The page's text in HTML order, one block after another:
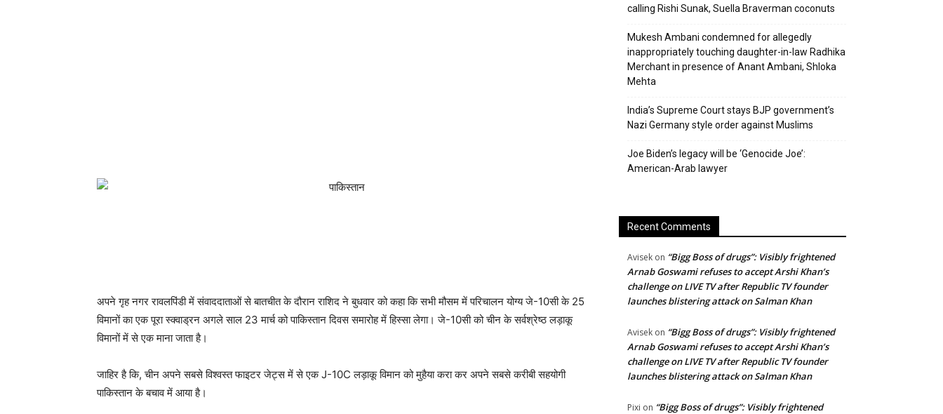
अपने गृह नगर रावलपिंडी में संवाददाताओं से बातचीत के दौरान राशिद ने बुधवार को कहा कि सभी मौसम में परिचालन योग्य जे-10सी के 25
विमानों का एक पूरा स्क्वाड्रन अगले साल 23 मार्च को पाकिस्तान दिवस समारोह में हिस्सा लेगा। जे-10सी को चीन के सर्वश्रेष्ठ लड़ाकू
विमानों में से एक माना जाता है।
जाहिर है कि, चीन अपने सबसे विश्वस्त फाइटर जेट्स में से एक J-10C लड़ाकू विमान को मुहैया करा कर अपने सबसे करीबी सहयोगी
पाकिस्तान के बचाव में आया है।
calling Rishi Sunak, Suella Braverman coconuts
Mukesh Ambani condemned for allegedly
inappropriately touching daughter-in-law Radhika
Merchant in presence of Anant Ambani, Shloka
Mehta
India’s Supreme Court stays BJP government’s
Nazi Germany style order against Muslims
Joe Biden’s legacy will be ‘Genocide Joe’:
American-Arab lawyer
Recent Comments
Avisek on “Bigg Boss of drugs”: Visibly frightened
Arnab Goswami refuses to accept Arshi Khan’s
challenge on LIVE TV after Republic TV founder
launches blistering attack on Salman Khan
Avisek on “Bigg Boss of drugs”: Visibly frightened
Arnab Goswami refuses to accept Arshi Khan’s
challenge on LIVE TV after Republic TV founder
launches blistering attack on Salman Khan
Pixi on “Bigg Boss of drugs”: Visibly frightened